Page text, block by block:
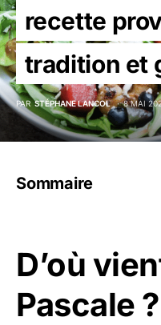
recette
tradition et
PAR STÉPHANE LANCOL 8 MAI
Sommaire
D’où
Pascale ?